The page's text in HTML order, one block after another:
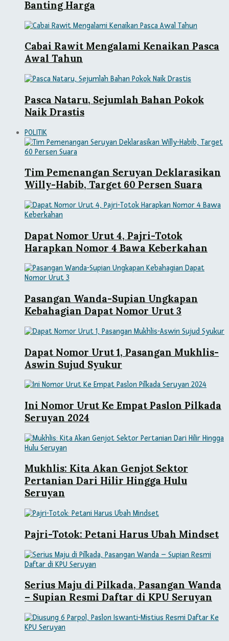
Banting Harga
Cabai Rawit Mengalami Kenaikan Pasca
Awal Tahun
Pasca Nataru, Sejumlah Bahan Pokok
Naik Drastis
POLITIK
Tim Pemenangan Seruyan Deklarasikan
Willy-Habib, Target 60 Persen Suara
Dapat Nomor Urut 4, Pajri-Totok
Harapkan Nomor 4 Bawa Keberkahan
Pasangan Wanda-Supian Ungkapan
Kebahagian Dapat Nomor Urut 3
Dapat Nomor Urut 1, Pasangan Mukhlis-
Aswin Sujud Syukur
Ini Nomor Urut Ke Empat Paslon Pilkada
Seruyan 2024
Mukhlis: Kita Akan Genjot Sektor
Pertanian Dari Hilir Hingga Hulu
Seruyan
Pajri-Totok: Petani Harus Ubah Mindset
Serius Maju di Pilkada, Pasangan Wanda
– Supian Resmi Daftar di KPU Seruyan